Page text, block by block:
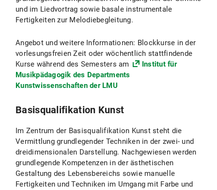
und im Liedvortrag sowie basale instrumentale
Fertigkeiten zur Melodiebegleitung.
Angebot und weitere Informationen: Blockkurse in der
vorlesungsfreien Zeit oder wöchentlich stattfindende
Kurse während des Semesters am
Institut für
Musikpädagogik des Departments
Kunstwissenschaften der LMU
Basisqualifikation Kunst
Im Zentrum der Basisqualifikation Kunst steht die
Vermittlung grundlegender Techniken in der zwei- und
dreidimensionalen Darstellung. Nachgewiesen werden
grundlegende Kompetenzen in der ästhetischen
Gestaltung des Lebensbereichs sowie manuelle
Fertigkeiten und Techniken im Umgang mit Farbe und